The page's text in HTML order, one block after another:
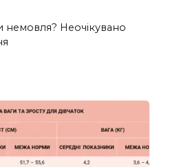
немовля? Неочікувано